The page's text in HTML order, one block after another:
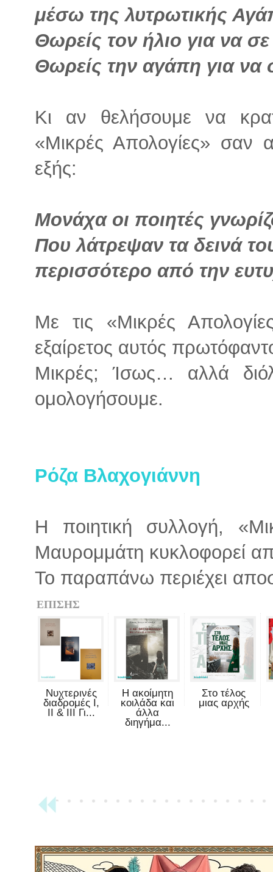
μέσω της λυτρωτικής
Θωρείς τον ήλιο για να
Θωρείς την αγάπη για να
Κι αν θελήσουμε να
«Μικρές Απολογίες» σαν
εξής:
Μονάχα οι ποιητές
Που λάτρεψαν τα δεινά
περισσότερο από την
Με τις «Μικρές
εξαίρετος αυτός
Μικρές; Ίσως… αλλά
ομολογήσουμε.
Ρόζα Βλαχογιάννη
Η ποιητική συλλογή,
Μαυρομμάτη κυκλοφορεί
Το παραπάνω περιέχει
ΕΠΙΣΗΣ
Νυχτερινές
διαδρομές Ι,
ΙΙ & ΙΙΙ Γι...
Η ακοίμητη
κοιλάδα και
άλλα
διηγήμα...
Στο τέλος
μιας αρχής